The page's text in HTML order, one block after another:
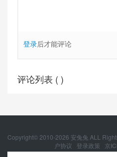
登录后才能评论
评论列表 ( )
Copyright© 2010-2026 安兔兔 ALL
户协议
登录政策
京